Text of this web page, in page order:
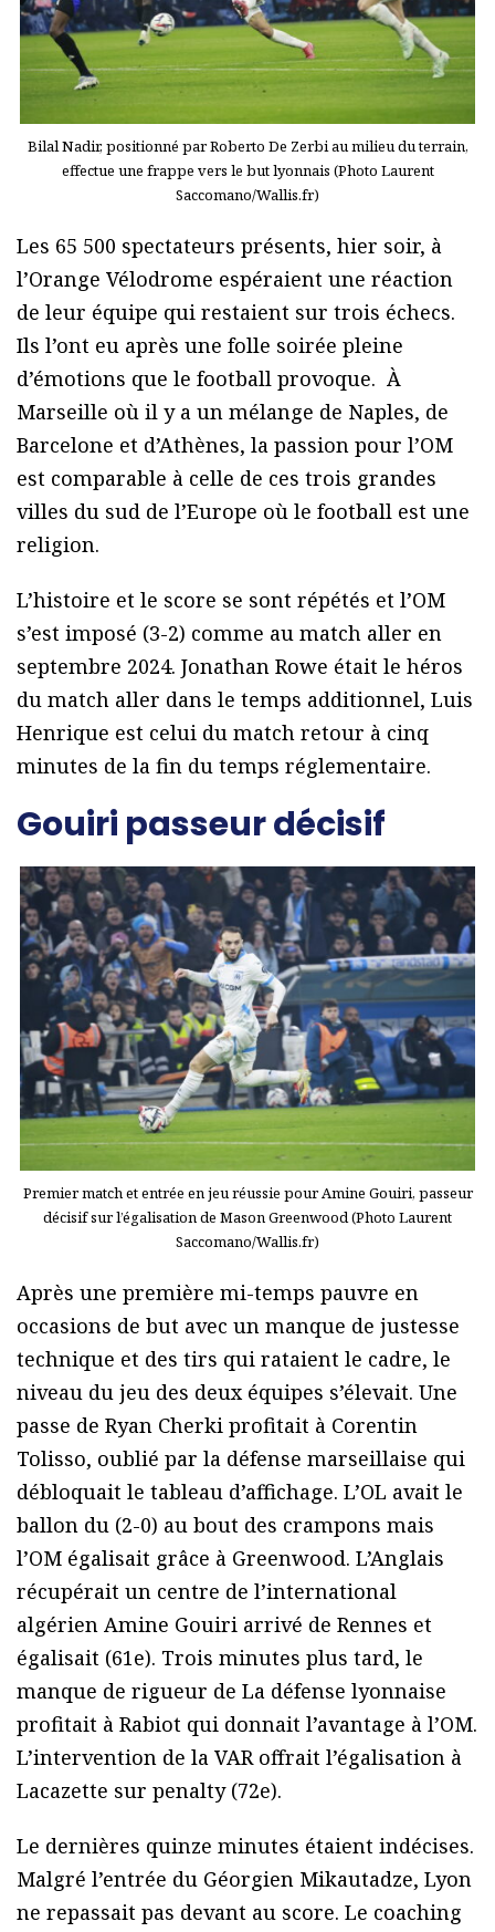
Bilal Nadir, positionné par Roberto De Zerbi au milieu du terrain,
effectue une frappe vers le but lyonnais (Photo Laurent
Saccomano/Wallis.fr)
Les 65 500 spectateurs présents, hier soir, à
l’Orange Vélodrome espéraient une réaction
de leur équipe qui restaient sur trois échecs.
Ils l’ont eu après une folle soirée pleine
d’émotions que le football provoque. À
Marseille où il y a un mélange de Naples, de
Barcelone et d’Athènes, la passion pour l’OM
est comparable à celle de ces trois grandes
villes du sud de l’Europe où le football est une
religion.
L’histoire et le score se sont répétés et l’OM
s’est imposé (3-2) comme au match aller en
septembre 2024. Jonathan Rowe était le héros
du match aller dans le temps additionnel, Luis
Henrique est celui du match retour à cinq
minutes de la fin du temps réglementaire.
Gouiri passeur décisif
Premier match et entrée en jeu réussie pour Amine Gouiri, passeur
décisif sur l’égalisation de Mason Greenwood (Photo Laurent
Saccomano/Wallis.fr)
Après une première mi-temps pauvre en
occasions de but avec un manque de justesse
technique et des tirs qui rataient le cadre, le
niveau du jeu des deux équipes s’élevait. Une
passe de Ryan Cherki profitait à Corentin
Tolisso, oublié par la défense marseillaise qui
débloquait le tableau d’affichage. L’OL avait le
ballon du (2-0) au bout des crampons mais
l’OM égalisait grâce à Greenwood. L’Anglais
récupérait un centre de l’international
algérien Amine Gouiri arrivé de Rennes et
égalisait (61e). Trois minutes plus tard, le
manque de rigueur de La défense lyonnaise
profitait à Rabiot qui donnait l’avantage à l’OM.
L’intervention de la VAR offrait l’égalisation à
Lacazette sur penalty (72e).
Le dernières quinze minutes étaient indécises.
Malgré l’entrée du Géorgien Mikautadze, Lyon
ne repassait pas devant au score. Le coaching